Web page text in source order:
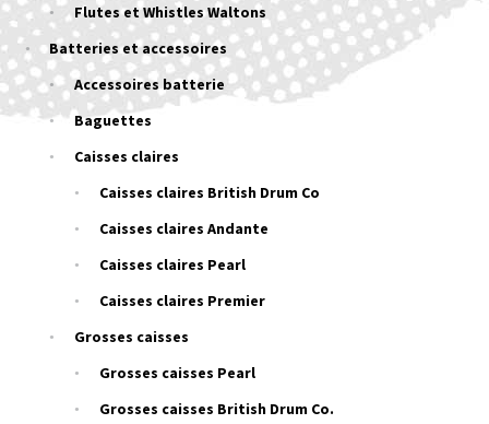
Flutes et Whistles Waltons
Batteries et accessoires
Accessoires batterie
Baguettes
Caisses claires
Caisses claires British Drum Co
Caisses claires Andante
Caisses claires Pearl
Caisses claires Premier
Grosses caisses
Grosses caisses Pearl
Grosses caisses British Drum Co.